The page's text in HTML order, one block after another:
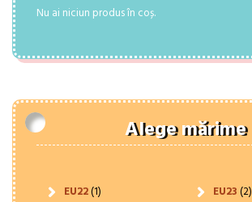
Nu ai niciun produs în coș.
Alege mărime
EU22(1) EU23(2)